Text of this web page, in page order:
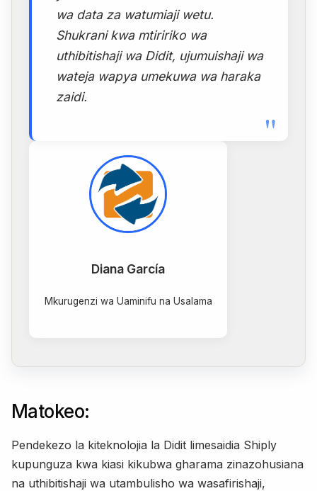
wa data za watumiaji wetu.
Shukrani kwa mtiririko wa
uthibitishaji wa Didit, ujumuishaji wa
wateja wapya umekuwa wa haraka
zaidi.
"
Diana García
Mkurugenzi wa Uaminifu na Usalama
Matokeo:
Pendekezo la kiteknolojia la Didit limesaidia Shiply
kupunguza kwa kiasi kikubwa gharama zinazohusiana
na uthibitishaji wa utambulisho wa wasafirishaji,